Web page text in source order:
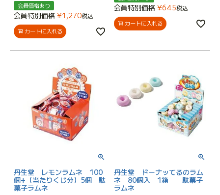
会員価格あり
会員特別価格 ¥1,270税込
カートに入れる
会員特別価格 ¥645税込
カートに入れる
丹生堂 レモンラムネ 100
個+（当たりくじ分）5個 駄
菓子ラムネ
丹生堂 ドーナッてるのラム
ネ 80個入 1箱 駄菓子
ラムネ